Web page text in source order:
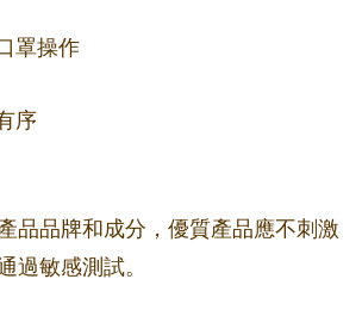
罩操作
序
品品牌和成分，優質產品應不刺激
過敏感測試。